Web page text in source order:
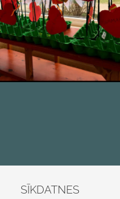
SĪKDATNES